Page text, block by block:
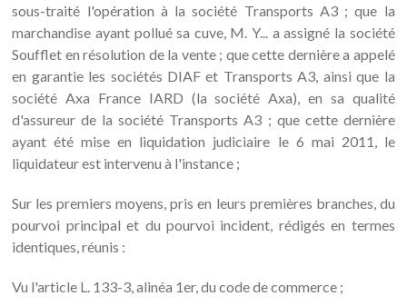
sous-traité l'opération à la société Transports A3 ; que la
marchandise ayant pollué sa cuve, M. Y... a assigné la société
Soufflet en résolution de la vente ; que cette dernière a appelé
en garantie les sociétés DIAF et Transports A3, ainsi que la
société Axa France IARD (la société Axa), en sa qualité
d'assureur de la société Transports A3 ; que cette dernière
ayant été mise en liquidation judiciaire le 6 mai 2011, le
liquidateur est intervenu à l'instance ;
Sur les premiers moyens, pris en leurs premières branches, du
pourvoi principal et du pourvoi incident, rédigés en termes
identiques, réunis :
Vu l'article L. 133-3, alinéa 1er, du code de commerce ;